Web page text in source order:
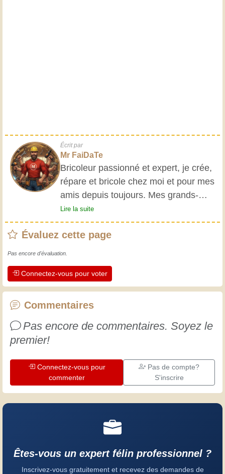
Écrit par
Mr FaiDaTe
Bricoleur passionné et expert, je crée,
répare et bricole chez moi et pour mes
amis depuis toujours. Mes grands-
parents m'ont initié très jeune, et
depuis, j'ai acquis une riche expérience.
L'expérience est essentielle ! Elle nous
professionnels. Apprenons ensemble ;
chaque jour est une occasion de
progresser. Amusez-vous bien !
Lire la suite
Évaluez cette page
Pas encore d'évaluation.
Connectez-vous pour voter
Commentaires
Pas encore de commentaires. Soyez le
premier!
Connectez-vous pour
commenter
Pas de compte?
S'inscrire
Êtes-vous un expert félin professionnel ?
Inscrivez-vous gratuitement et recevez des demandes de